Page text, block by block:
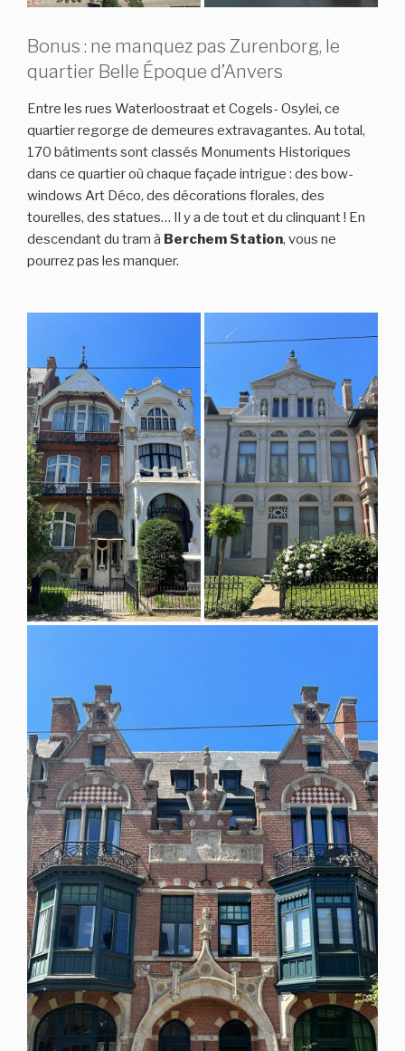
Bonus : ne manquez pas Zurenborg, le
quartier Belle Époque d’Anvers
Entre les rues Waterloostraat et Cogels- Osylei, ce
quartier regorge de demeures extravagantes. Au total,
170 bâtiments sont classés Monuments Historiques
dans ce quartier où chaque façade intrigue : des bow-
windows Art Déco, des décorations florales, des
tourelles, des statues… Il y a de tout et du clinquant ! En
descendant du tram à Berchem Station, vous ne
pourrez pas les manquer.